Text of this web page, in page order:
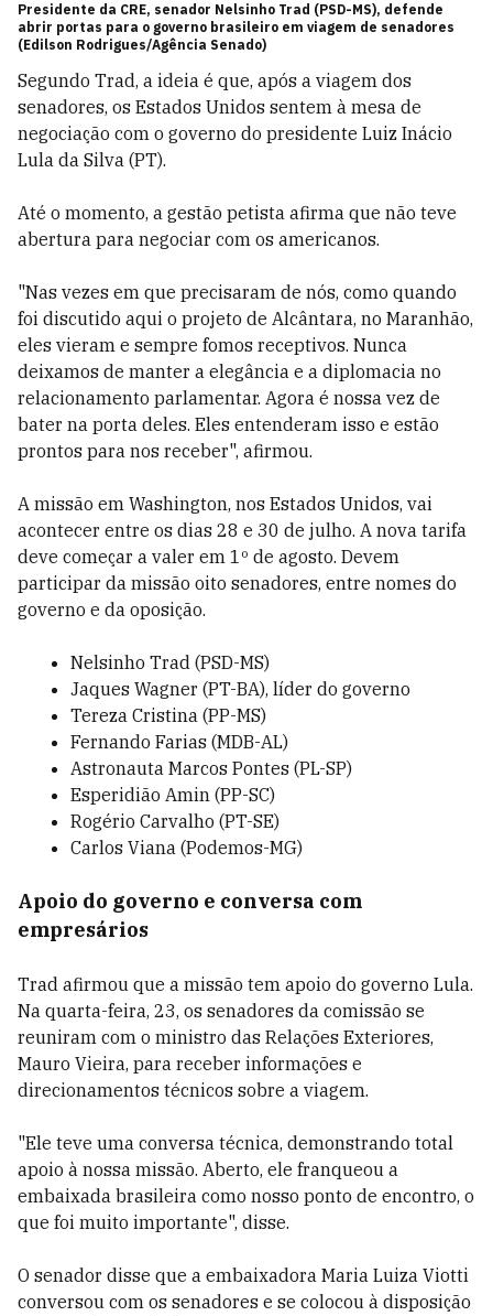
Presidente da CRE, senador Nelsinho Trad (PSD-MS), defende
abrir portas para o governo brasileiro em viagem de senadores
(Edilson Rodrigues/Agência Senado)
Segundo Trad, a ideia é que, após a viagem dos
senadores, os Estados Unidos sentem à mesa de
negociação com o governo do presidente Luiz Inácio
Lula da Silva (PT).
Até o momento, a gestão petista afirma que não teve
abertura para negociar com os americanos.
"Nas vezes em que precisaram de nós, como quando
foi discutido aqui o projeto de Alcântara, no Maranhão,
eles vieram e sempre fomos receptivos. Nunca
deixamos de manter a elegância e a diplomacia no
relacionamento parlamentar. Agora é nossa vez de
bater na porta deles. Eles entenderam isso e estão
prontos para nos receber", afirmou.
A missão em Washington, nos Estados Unidos, vai
acontecer entre os dias 28 e 30 de julho. A nova tarifa
deve começar a valer em 1º de agosto. Devem
participar da missão oito senadores, entre nomes do
governo e da oposição.
Nelsinho Trad (PSD-MS)
Jaques Wagner (PT-BA), líder do governo
Tereza Cristina (PP-MS)
Fernando Farias (MDB-AL)
Astronauta Marcos Pontes (PL-SP)
Esperidião Amin (PP-SC)
Rogério Carvalho (PT-SE)
Carlos Viana (Podemos-MG)
Apoio do governo e conversa com
empresários
Trad afirmou que a missão tem apoio do governo Lula.
Na quarta-feira, 23, os senadores da comissão se
reuniram com o ministro das Relações Exteriores,
Mauro Vieira, para receber informações e
direcionamentos técnicos sobre a viagem.
"Ele teve uma conversa técnica, demonstrando total
apoio à nossa missão. Aberto, ele franqueou a
embaixada brasileira como nosso ponto de encontro, o
que foi muito importante", disse.
O senador disse que a embaixadora Maria Luiza Viotti
conversou com os senadores e se colocou à disposição